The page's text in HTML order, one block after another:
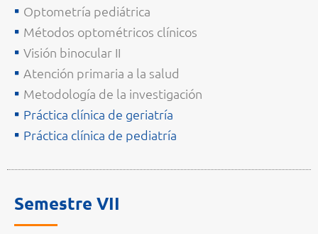
Optometría pediátrica
Métodos optométricos clínicos
Visión binocular II
Atención primaria a la salud
Metodología de la investigación
Práctica clínica de geriatría
Práctica clínica de pediatría
Semestre VII